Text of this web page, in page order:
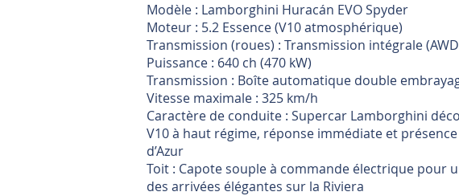
Modèle : Lamborghini Huracán EVO Spyder
Moteur : 5.2 Essence (V10 atmosphérique)
Transmission (roues) : Transmission intégrale
Puissance : 640 ch (470 kW)
Transmission : Boîte automatique double
Vitesse maximale : 325 km/h
Caractère de conduite : Supercar Lamborghini
V10 à haut régime, réponse immédiate et
d’Azur
Toit : Capote souple à commande électrique pour
des arrivées élégantes sur la Riviera